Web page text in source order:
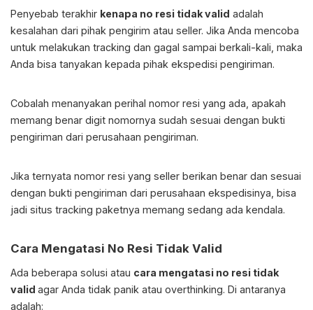
Penyebab terakhir kenapa no resi tidak valid adalah
kesalahan dari pihak pengirim atau seller. Jika Anda mencoba
untuk melakukan tracking dan gagal sampai berkali-kali, maka
Anda bisa tanyakan kepada pihak ekspedisi pengiriman.
Cobalah menanyakan perihal nomor resi yang ada, apakah
memang benar digit nomornya sudah sesuai dengan bukti
pengiriman dari perusahaan pengiriman.
Jika ternyata nomor resi yang seller berikan benar dan sesuai
dengan bukti pengiriman dari perusahaan ekspedisinya, bisa
jadi situs tracking paketnya memang sedang ada kendala.
Cara Mengatasi No Resi Tidak Valid
Ada beberapa solusi atau cara mengatasi no resi tidak
valid agar Anda tidak panik atau overthinking. Di antaranya
adalah: